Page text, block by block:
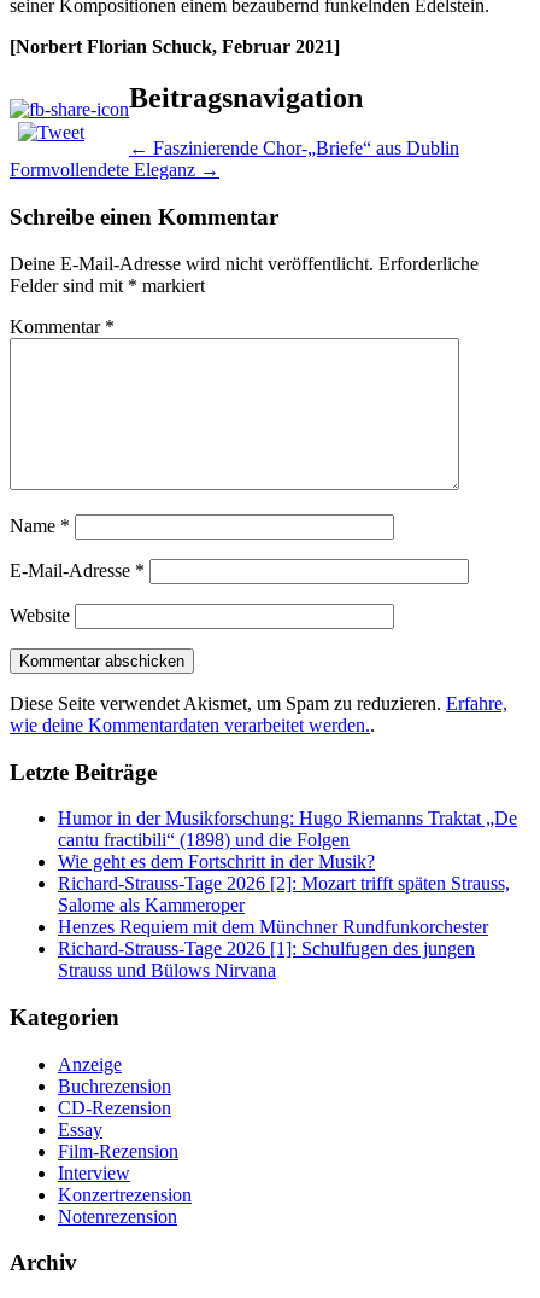
seiner Kompositionen einem bezaubernd funkelnden Edelstein.
[Norbert Florian Schuck, Februar 2021]
Beitragsnavigation
← Faszinierende Chor-„Briefe“ aus Dublin
Formvollendete Eleganz →
Schreibe einen Kommentar
Deine E-Mail-Adresse wird nicht veröffentlicht. Erforderliche
Felder sind mit * markiert
Kommentar *
Name *
E-Mail-Adresse *
Website
Diese Seite verwendet Akismet, um Spam zu reduzieren. Erfahre,
wie deine Kommentardaten verarbeitet werden..
Letzte Beiträge
Humor in der Musikforschung: Hugo Riemanns Traktat „De
cantu fractibili“ (1898) und die Folgen
Wie geht es dem Fortschritt in der Musik?
Richard-Strauss-Tage 2026 [2]: Mozart trifft späten Strauss,
Salome als Kammeroper
Henzes Requiem mit dem Münchner Rundfunkorchester
Richard-Strauss-Tage 2026 [1]: Schulfugen des jungen
Strauss und Bülows Nirvana
Kategorien
Anzeige
Buchrezension
CD-Rezension
Essay
Film-Rezension
Interview
Konzertrezension
Notenrezension
Archiv